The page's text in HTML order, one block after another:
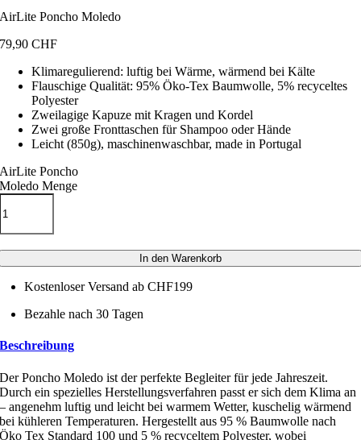
AirLite Poncho Moledo
79,90CHF
Klimaregulierend: luftig bei Wärme, wärmend bei Kälte
Flauschige Qualität: 95% Öko-Tex Baumwolle, 5% recyceltes
Polyester
Zweilagige Kapuze mit Kragen und Kordel
Zwei große Fronttaschen für Shampoo oder Hände
Leicht (850g), maschinenwaschbar, made in Portugal
AirLite Poncho
Moledo Menge
In den Warenkorb
Kostenloser Versand ab CHF199
Bezahle nach 30 Tagen
Beschreibung
Der Poncho Moledo ist der perfekte Begleiter für jede Jahreszeit.
Durch ein spezielles Herstellungsverfahren passt er sich dem Klima an
– angenehm luftig und leicht bei warmem Wetter, kuschelig wärmend
bei kühleren Temperaturen. Hergestellt aus 95 % Baumwolle nach
Öko Tex Standard 100 und 5 % recyceltem Polyester, wobei